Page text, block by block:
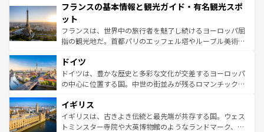
ませてくれるイタリアで、忘れられない旅をしてみよう！
なお、新着のイタリア情報は
しい。
文化が根付くこの国では、情熱的なフラメンコ、熱気あふ
れる闘牛、そして美味しいタパスが生活の一部となってい
る。首都マドリードの洗練された雰囲気や、バルセロナの
アートに溢れた街角から、地方では古代ローマ遺跡や中世
せる。地方によって風土や気候が異なるスペインはその個
性で訪れる人を魅了する。 なお、新着のスペイン情報は コ
ンテンツ一覧を参照してほしい。
フランスの基本情報と観光ガイド・有名観光スポ
ット
フランスは、世界中の旅行者を魅了し続けるヨーロッパ屈
指の観光地だ。首都パリのエッフェル塔やルーブル美術館
で、幅広い魅力が詰まっている。華麗な宮殿、歴史的な大
聖堂、美しいビーチ、そして豊かな自然が、訪れる者を心
から魅了する。また、フランスは美食の国としても知ら
いる。シャンパンの発祥地であるランス、プロヴァンスの
香り高いラベンダー畑など、多彩な楽しみ方が可能だ。さ
らに、パリ以外の地域にも魅力が溢れており、どの街角に
ドイツ
ドイツは、豊かな歴史と多彩な文化が交差するヨーロッパ
の中心に位置する国。中世の街並みが残るロマンチック街
顔を持つこの国は、どこを歩いても飽きることがない。ベ
ルリンの文化的活気、バイエルン州のアルプスの絶景、そ
してライン川沿いのワイン畑といった風景は必見。ビール
イギリス
イギリスは、古きよき伝統と最先端が共存する国。ウェス
トミンスター寺院や大英博物館のようなランドマーク、歴